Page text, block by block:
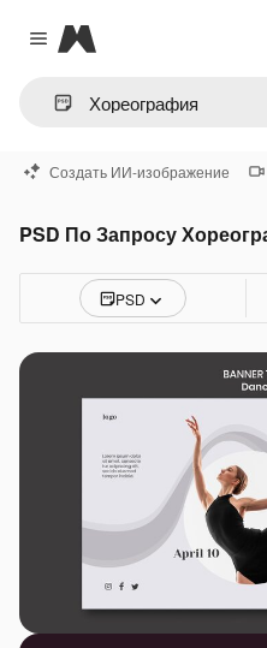
Close menu
Magnific
Создать ИИ-изображение
PSD По Запросу
PSD